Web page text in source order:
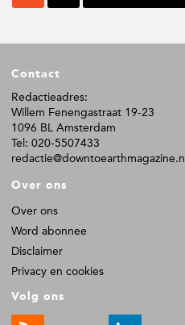
a
a
a
oContact
Redactieadres:
Willem Fenengastraat 19-23
1096 BL Amsterdam
Tel: 020-5507433
redactie@downtoearthmagazine.nl
Over ons
Over ons
Word abonnee
Disclaimer
Privacy en cookies
Volg ons